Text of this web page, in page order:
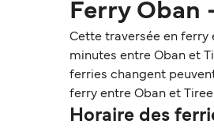
Ferry Oban
Cette traversée en ferry
minutes entre Oban et
ferries changent
ferry entre Oban et
Horaire des